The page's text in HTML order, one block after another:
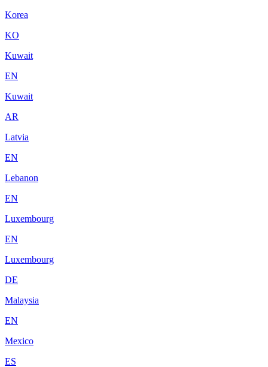
Korea
KO
Kuwait
EN
Kuwait
AR
Latvia
EN
Lebanon
EN
Luxembourg
EN
Luxembourg
DE
Malaysia
EN
Mexico
ES